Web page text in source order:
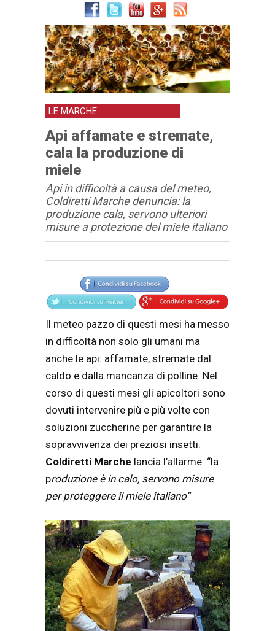
LE MARCHE
Api affamate e stremate,
cala la produzione di
miele
Api in difficoltà a causa del meteo,
Coldiretti Marche denuncia: la
produzione cala, servono ulteriori
misure a protezione del miele italiano
Articolo
Testo articolo principale
Il meteo pazzo di questi mesi ha messo
in difficoltà non solo gli umani ma
anche le api: affamate, stremate dal
caldo e dalla mancanza di polline. Nel
corso di questi mesi gli apicoltori sono
dovuti intervenire più e più volte con
soluzioni zuccherine per garantire la
sopravvivenza dei preziosi insetti.
Coldiretti Marche lancia l’allarme: “la
produzione è in calo, servono misure
per proteggere il miele italiano”